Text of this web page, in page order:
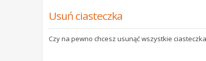
Usuń ciasteczka
Czy na pewno chcesz usunąć wszystkie